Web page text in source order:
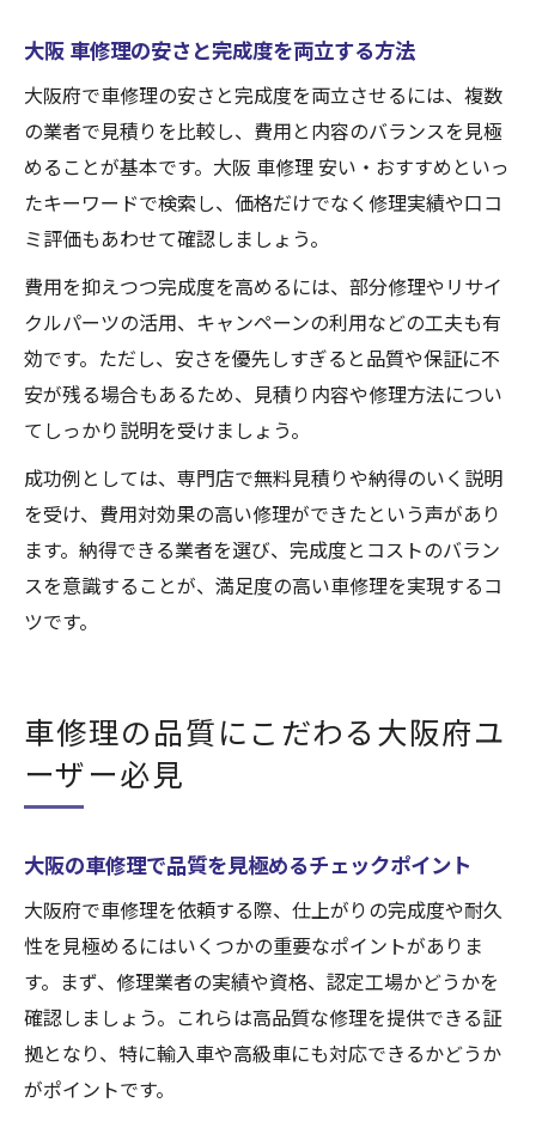
大阪 車修理の安さと完成度を両立する方法
大阪府で車修理の安さと完成度を両立させるには、複数
の業者で見積りを比較し、費用と内容のバランスを見極
めることが基本です。大阪 車修理 安い・おすすめといっ
たキーワードで検索し、価格だけでなく修理実績や口コ
ミ評価もあわせて確認しましょう。
費用を抑えつつ完成度を高めるには、部分修理やリサイ
クルパーツの活用、キャンペーンの利用などの工夫も有
効です。ただし、安さを優先しすぎると品質や保証に不
安が残る場合もあるため、見積り内容や修理方法につい
てしっかり説明を受けましょう。
成功例としては、専門店で無料見積りや納得のいく説明
を受け、費用対効果の高い修理ができたという声があり
ます。納得できる業者を選び、完成度とコストのバラン
スを意識することが、満足度の高い車修理を実現するコ
ツです。
車修理の品質にこだわる大阪府ユ
ーザー必見
大阪の車修理で品質を見極めるチェックポイント
大阪府で車修理を依頼する際、仕上がりの完成度や耐久
性を見極めるにはいくつかの重要なポイントがありま
す。まず、修理業者の実績や資格、認定工場かどうかを
確認しましょう。これらは高品質な修理を提供できる証
拠となり、特に輸入車や高級車にも対応できるかどうか
がポイントです。